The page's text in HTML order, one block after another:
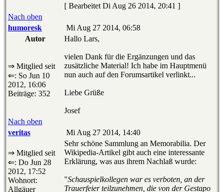
[ Bearbeitet Di Aug 26 2014, 20:41 ]
Nach oben
humoresk
Mi Aug 27 2014, 06:58
Autor
⇒ Mitglied seit
⇐: So Jun 10
2012, 16:06
Beiträge: 352
Hallo Lars,
vielen Dank für die Ergänzungen und das
zusätzliche Material! Ich habe im Hauptmenü
nun auch auf den Forumsartikel verlinkt...
Liebe Grüße
Josef
Nach oben
veritas
Mi Aug 27 2014, 14:40
⇒ Mitglied seit
⇐: Do Jun 28
2012, 17:52
Wohnort:
Allgäuer
Sehr schöne Sammlung an Memorabilia. Der
Wikipedia-Artikel gibt auch eine interessante
Erklärung, was aus ihrem Nachlaß wurde:
"Schauspielkollegen war es verboten, an der
Trauerfeier teilzunehmen, die von der Gestapo